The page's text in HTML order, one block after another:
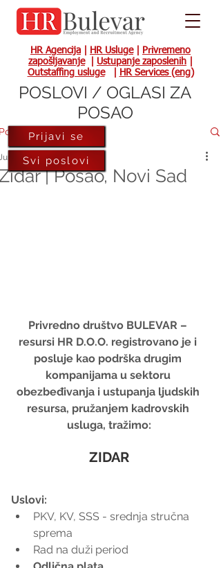
HR Agencija HR Usluge|
Privremeno
zapošljavanje| Ustupanje zaposlenih
Outstaffing usluge| HR Services (eng)
| Posao, Novi Sad
15, 2018
Privredno društvo BULEVAR –
resursi HR D.O.O. registrovano je i
posluje kao podrška drugim
kompanijama u sektoru
obezbeđivanja i ustupanja ljudskih
resursa, pružanjem kadrovskih
usluga, tražimo:
ZIDAR
Uslovi:
PKV, KV, SSS - srednja stručna
sprema
Rad na duži period
Prijavi se
Svi poslovi
POSLOVI / OGLASI ZA
POSAO